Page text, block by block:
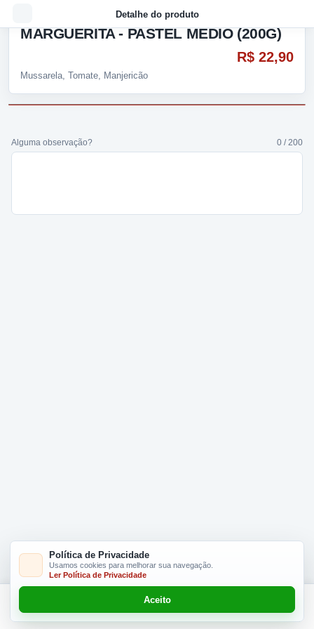
Detalhe do produto
MARGUERITA - PASTEL MÉDIO (200G)
Mussarela, Tomate, Manjericão
R$ 22,90
Adicionar R$ 22.90
Alguma observação? 0 / 200
Política de Privacidade
Usamos cookies para melhorar sua navegação.
Ler Política de Privacidade
Aceito